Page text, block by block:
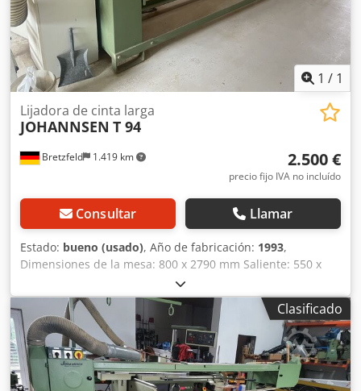
1 / 1
Bretzfeld 1.419 km
Lijadora de cinta larga
JOHANNSEN T 94
2.500 €
precio fijo IVA no incluído
Consultar Llamar
Estado: bueno (usado), Año de fabricación: 1993,
Dimensiones de la mesa: 800 x 2790 mm Saliente: 550 x
310 mm Potencia del motor de transmisión: 4,0 kW
Dimensiones de la banda abrasiva: 150 x 7800 mm
Longitud de trabajo: 2600 mm Anchura de trabajo: 850 mm
Dcodpfx Aezfqkhoa Rjk Diámetro de la conexión para el
sistema de aspiración: 180 mm - Elevación eléctrica de la
mesa - Sentido de giro derecha-izquierda - Peso de la
máquina: 650 kg
Clasificado